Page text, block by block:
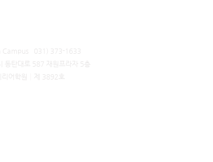
Campus 031) 373-1633
동탄대로 587 재원프라자 5층
리어학원│제 3892호